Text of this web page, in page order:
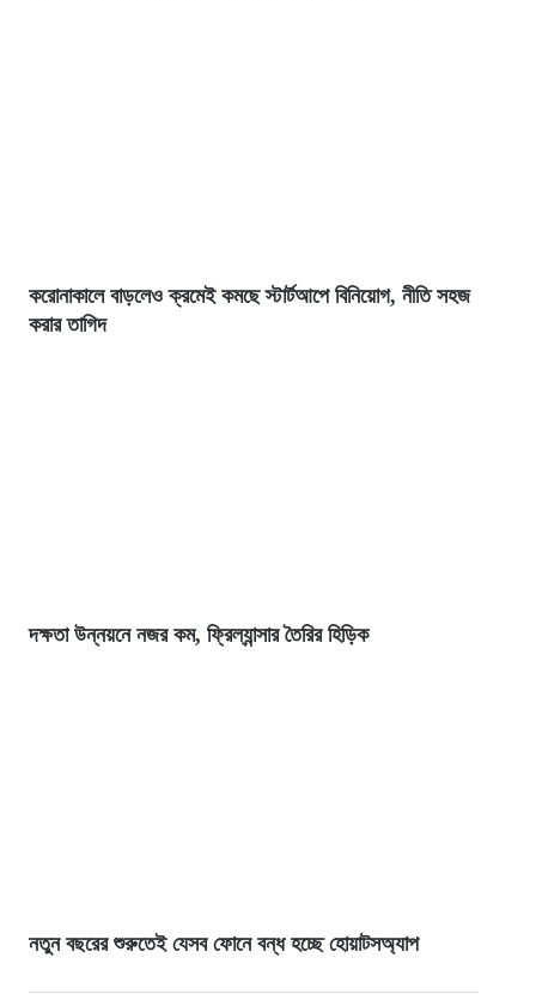
করোনাকালে বাড়লেও ক্রমেই কমছে স্টার্টআপে বিনিয়োগ, নীতি সহজ
করার তাগিদ
দক্ষতা উন্নয়নে নজর কম, ফ্রিল্যান্সার তৈরির হিড়িক
নতুন বছরের শুরুতেই যেসব ফোনে বন্ধ হচ্ছে হোয়াটসঅ্যাপ